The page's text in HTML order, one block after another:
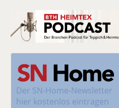
Der SN-Home-Newsletter
hier kostenlos eintragen